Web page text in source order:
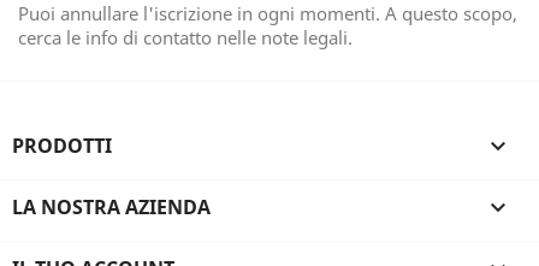
Puoi annullare l'iscrizione in ogni momenti. A questo scopo,
cerca le info di contatto nelle note legali.
PRODOTTI 
LA NOSTRA AZIENDA 